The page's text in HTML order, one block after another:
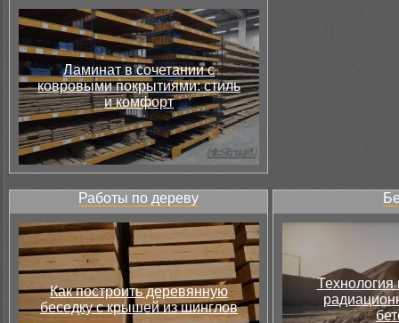
Ламинат в сочетании с
ковровыми покрытиями: стиль
и комфорт
Работы по дереву
Как построить деревянную
беседку с крышей из шинглов
Технология